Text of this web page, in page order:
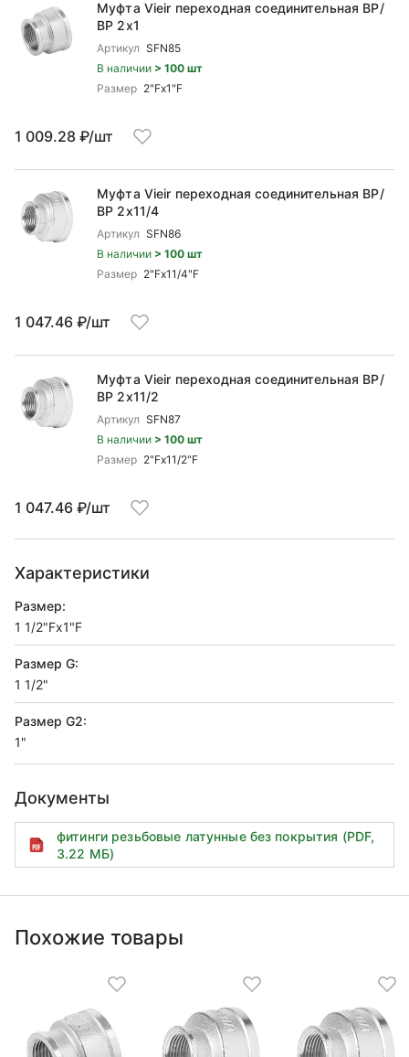
Муфта Vieir переходная соединительная ВР/
ВР 2x1
Артикул SFN85
В наличии > 100 шт
Размер 2"Fx1"F
1 009.28 ₽/шт
Муфта Vieir переходная соединительная ВР/
ВР 2x11/4
Артикул SFN86
В наличии > 100 шт
Размер 2"Fx11/4"F
1 047.46 ₽/шт
Муфта Vieir переходная соединительная ВР/
ВР 2x11/2
Артикул SFN87
В наличии > 100 шт
Размер 2"Fx11/2"F
1 047.46 ₽/шт
Характеристики
Размер:
1 1/2"Fx1"F
Размер G:
1 1/2"
Размер G2:
1"
Документы
фитинги резьбовые латунные без покрытия (PDF,
3.22 МБ)
Похожие товары